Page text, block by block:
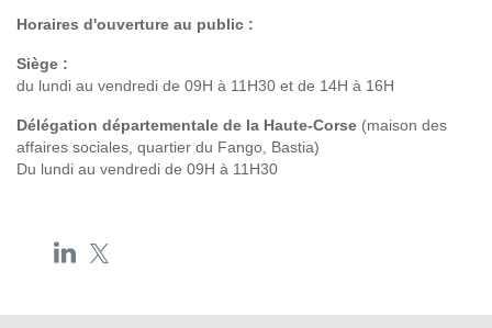
Horaires d'ouverture au public :
Siège :
du lundi au vendredi de 09H à 11H30 et de 14H à 16H
Délégation départementale de la Haute-Corse (maison des
affaires sociales, quartier du Fango, Bastia)
Du lundi au vendredi de 09H à 11H30